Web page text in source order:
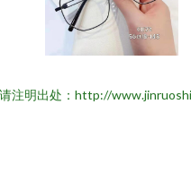
注明出处：http://